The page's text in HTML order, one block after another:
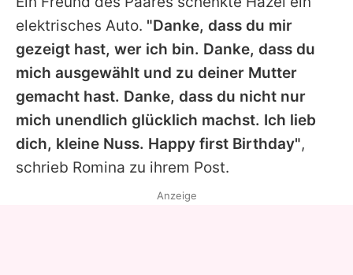
elektrisches Auto. "Danke, dass du mir
gezeigt hast, wer ich bin. Danke, dass du
mich ausgewählt und zu deiner Mutter
gemacht hast. Danke, dass du nicht nur
mich unendlich glücklich machst. Ich lieb
dich, kleine Nuss. Happy first Birthday",
schrieb Romina zu ihrem Post.
Anzeige